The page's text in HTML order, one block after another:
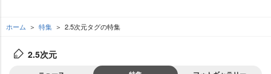
ホーム 特集 2.5次元タグの特集
2.5次元